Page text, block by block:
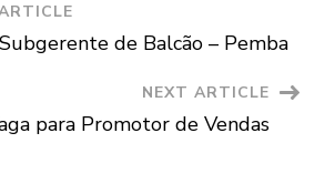
de
Cabo
Niassa
e
Sofala
de Balcão – Pemba
NEXT ARTICLE
para Promotor de Vendas